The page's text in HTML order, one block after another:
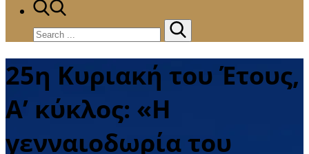
Search
for:
25η Κυριακή του Έτους,
Α’ κύκλος: «Η
γενναιοδωρία του